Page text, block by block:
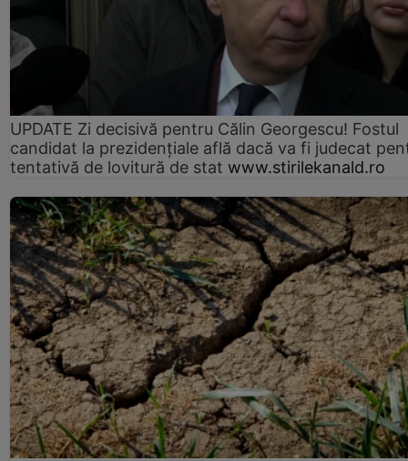
UPDATE Zi decisivă pentru Călin Georgescu! Fostul
candidat la prezidențiale află dacă va fi judecat
tentativă de lovitură de stat www.stirilekanald.ro